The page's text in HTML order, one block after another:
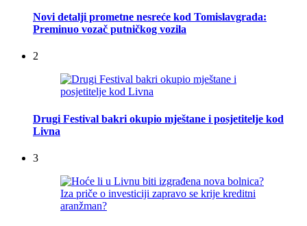
Novi detalji prometne nesreće kod Tomislavgrada:
Preminuo vozač putničkog vozila
2
Drugi Festival bakri okupio mještane i posjetitelje kod
Livna
3